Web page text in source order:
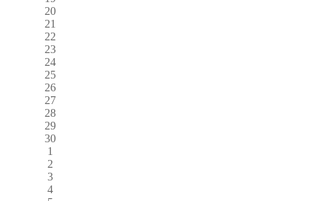
20
21
22
23
24
25
26
27
28
29
30
1
2
3
4